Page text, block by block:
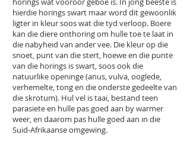
hierdie horings swart maar word dit gewoonlik
ligter in kleur soos wat die tyd verloop. Boere
kan die diere onthoring om hulle toe te laat in
die nabyheid van ander vee. Die kleur op die
snoet, punt van die stert, hoewe en die punte
van die horings is swart, soos ook die
natuurlike openinge (anus, vulva, ooglede,
verhemelte, tong en die onderste gedeelte van
die skrotum). Hul vel is taai, bestand teen
parasiete en hulle pas goed aan by warmer
weer, en daarom pas hulle goed aan in die
Suid-Afrikaanse omgewing.